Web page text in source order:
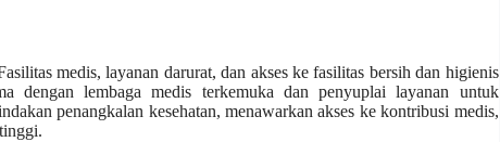
medis, layanan darurat, dan akses ke fasilitas bersih dan higienis
dengan lembaga medis terkemuka dan penyuplai layanan untuk
penangkalan kesehatan, menawarkan akses ke kontribusi medis,